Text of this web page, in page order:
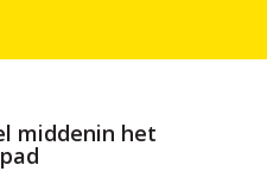
middenin het